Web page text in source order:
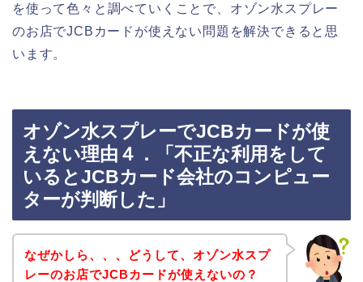
を使って色々と調べていくことで、オゾン水スプレー
のお店でJCBカードが使えない問題を解決できると思
います。
オゾン水スプレーでJCBカードが使
えない理由４．「不正な利用をして
いるとJCBカード会社のコンピュー
ターが判断した」
なぜかしら、、、どうして、オゾン水スプ
レーのお店でJCBカードが使えないの？